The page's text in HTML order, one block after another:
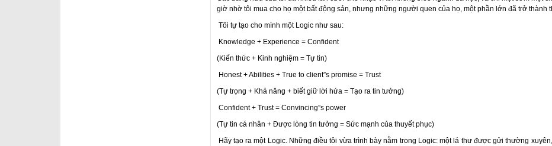
giờ nhờ tôi mua cho họ một bất động sản, nhưng những người quen của họ, một phần lớn đã trở thành
Tôi tự tạo cho mình một Logic như sau:
Knowledge + Experience = Confident
(Kiến thức + Kinh nghiệm = Tự tin)
Honest + Abilities + True to client”s promise = Trust
(Tự trọng + Khả năng + biết giữ lời hứa = Tạo ra tin tưởng)
Confident + Trust = Convincing”s power
(Tự tin cá nhân + Được lòng tin tưởng = Sức mạnh của thuyết phục)
Hãy tạo ra một Logic. Những điều tôi vừa trình bày nằm trong Logic: một lá thư được gửi thường